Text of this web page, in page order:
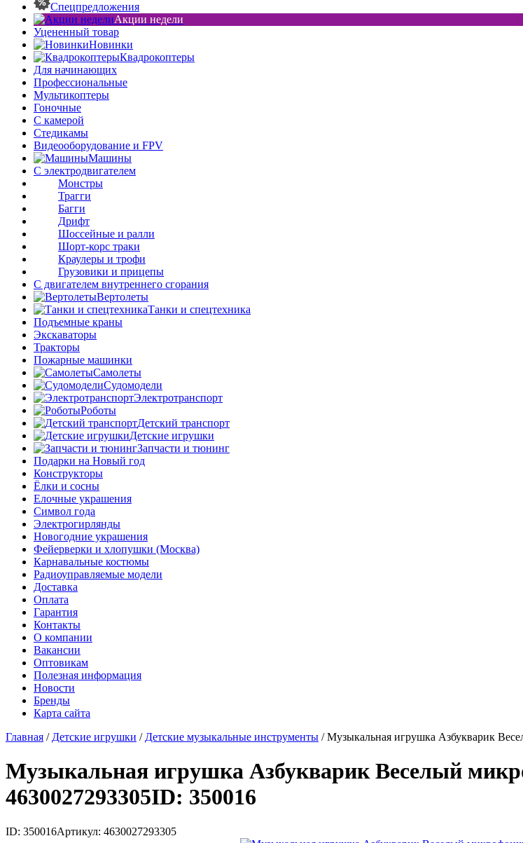
Спецпредложения
Акции недели
Уцененный товар
Новинки
Квадрокоптеры
Для начинающих
Профессиональные
Мультикоптеры
Гоночные
C камерой
Стедикамы
Видеооборудование и FPV
Машины
С электродвигателем
Монстры
Трагги
Багги
Дрифт
Шоссейные и ралли
Шорт-корс траки
Краулеры и трофи
Грузовики и прицепы
С двигателем внутреннего сгорания
Вертолеты
Танки и спецтехника
Подъемные краны
Экскаваторы
Тракторы
Пожарные машинки
Самолеты
Судомодели
Электротранспорт
Роботы
Детский транспорт
Детские игрушки
Запчасти и тюнинг
Подарки на Новый год
Конструкторы
Ёлки и сосны
Елочные украшения
Символ года
Электрогирлянды
Новогодние украшения
Фейерверки и хлопушки (Москва)
Карнавальные костюмы
Радиоуправляемые модели
Доставка
Оплата
Гарантия
Контакты
О компании
Вакансии
Оптовикам
Полезная информация
Новости
Бренды
Карта сайта
Главная / Детские игрушки / Детские музыкальные инструменты /Музыкальная игрушка Азбукварик
Музыкальная игрушка Азбукварик Веселый
4630027293305ID: 350016
ID: 350016Артикул: 4630027293305